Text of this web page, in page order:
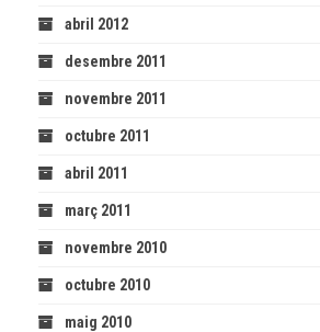
abril 2012
desembre 2011
novembre 2011
octubre 2011
abril 2011
març 2011
novembre 2010
octubre 2010
maig 2010